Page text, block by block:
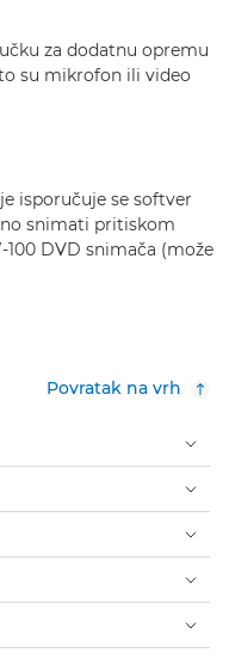
za dodatnu opremu
su mikrofon ili video
isporučuje se softver
snimati pritiskom
DVD snimača (može
Povratak na vrh